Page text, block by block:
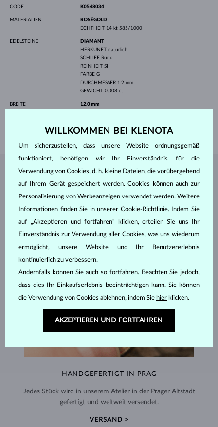
CODE K0548034
MATERIALIEN
ROSÉGOLD
ECHTHEIT 14 kt 585/1000
EDELSTEINE
DIAMANT
HERKUNFT natürlich
SCHLIFF Rund
REINHEIT SI
FARBE G
DURCHMESSER 1.2 mm
GEWICHT 0.008 ct
BREITE 12.0 mm
2.0 g
SCHMUCK AUS DEMKLENOTA ATELIER
HANDGEFERTIGT IN PRAG
Jedes Stück wird in unserem Atelier in der Prager Altstadt
gefertigt und weltweit versendet.
VERSAND >
WILLKOMMEN BEI KLENOTA
Um sicherzustellen, dass unsere Website ordnungsgemäß
funktioniert, benötigen wir Ihr Einverständnis für die
Verwendung von Cookies, d. h. kleine Dateien, die vorübergehend
auf Ihrem Gerät gespeichert werden. Cookies können auch zur
Personalisierung von Werbeanzeigen verwendet werden. Weitere
Informationen finden Sie in unserer Cookie-Richtlinie. Indem Sie
auf „Akzeptieren und fortfahren“ klicken, erteilen Sie uns Ihr
Einverständnis zur Verwendung aller Cookies, was uns wiederum
ermöglicht, unsere Website und Ihr Benutzererlebnis
kontinuierlich zu verbessern.
Andernfalls können Sie auch so fortfahren. Beachten Sie jedoch,
dass dies Ihr Einkaufserlebnis beeinträchtigen kann. Sie können
die Verwendung von Cookies ablehnen, indem Sie hier klicken.
AKZEPTIEREN UND FORTFAHREN